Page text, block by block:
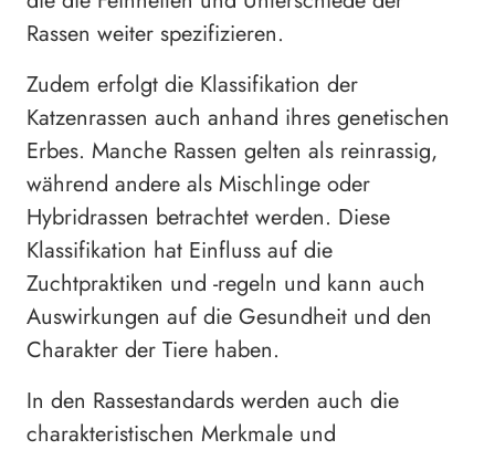
Rassen weiter spezifizieren.
Zudem erfolgt die Klassifikation der
Katzenrassen auch anhand ihres genetischen
Erbes. Manche Rassen gelten als reinrassig,
während andere als Mischlinge oder
Hybridrassen betrachtet werden. Diese
Klassifikation hat Einfluss auf die
Zuchtpraktiken und -regeln und kann auch
Auswirkungen auf die Gesundheit und den
Charakter der Tiere haben.
In den Rassestandards werden auch die
charakteristischen Merkmale und